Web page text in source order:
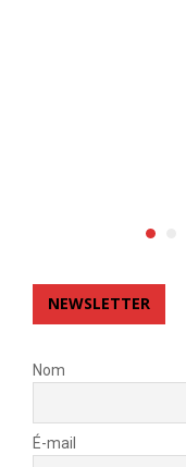
NEWSLETTER
Nom
É-mail